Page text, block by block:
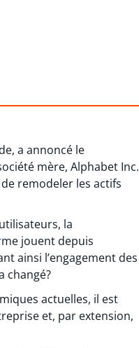
a annoncé le
mère, Alphabet Inc.
remodeler les actifs
la
jouent depuis
ainsi l’engagement des
changé?
actuelles, il est
et, par extension,